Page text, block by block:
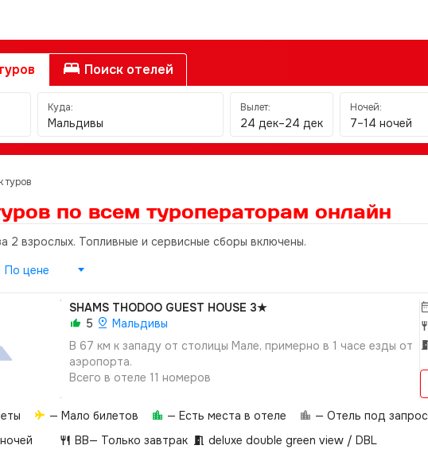
Поиск отелей
Куда:
Мальдивы
Вылет:
24 дек–24 дек
Ночей:
7–14 ночей
туров
по всем туроператорам онлайн
2 взрослых. Топливные и сервисные сборы включены.
По цене
SHAMS THODOO GUEST HOUSE 3★
5
Мальдивы
В 67 км к западу от столицы Мале, примерно в 1 часе езды от
аэропорта.
Всего в отеле 11 номеров
— Мало билетов — Есть места в отеле
— Отель под запрос
BB— Только завтрак deluxe double green view / DBL